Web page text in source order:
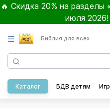
🔥 Скидка 20% на
июля 2026!
☰ Библия для всех
Каталог БДВ детям